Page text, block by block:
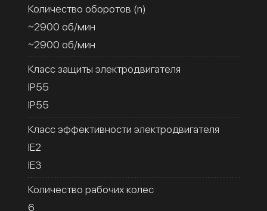
Количество оборотов (n)
~2900 об/мин
~2900 об/мин
Класс защиты электродвигателя
IP55
IP55
Класс эффективности электродвигателя
IE2
IE3
Количество рабочих колес
6